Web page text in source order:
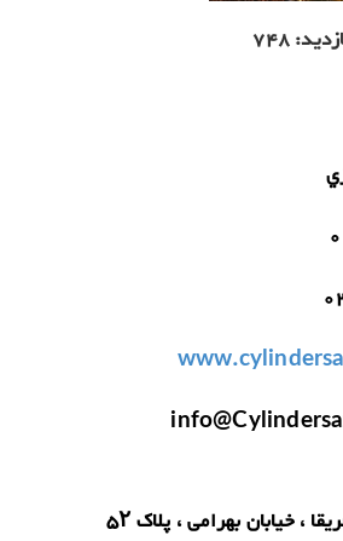
748
، خیابان بهرامی ، پلاک ۵۲